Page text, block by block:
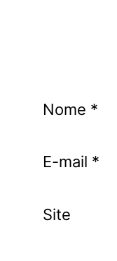
Nome *
E-mail *
Site